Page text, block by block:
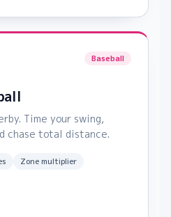
Baseball
Time your swing,
chase total distance.
Zone multiplier